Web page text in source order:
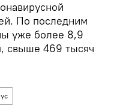
По последним
уже более 8,9
свыше 469 тысяч